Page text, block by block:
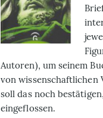
Autoren), um seinem
von wissenschaftlichen
soll das noch
eingeflossen.